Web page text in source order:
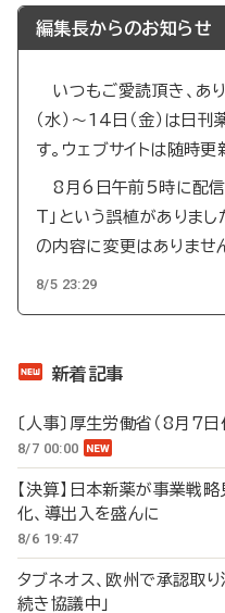
編集長からのお知らせ
いつもご愛読頂き、あ
（水）～14日（金）は日
す。ウェブサイトは随時更
8月6日午前5時に配信
T」という誤植がありまし
の内容に変更はありませ
8/5 23:29
新着記事
〔人事〕厚生労働省（8月
8/7 00:00
【決算】日本新薬が事業
化、導出入を盛んに
8/6 19:47
タブネオス、欧州で承認取
続き協議中」